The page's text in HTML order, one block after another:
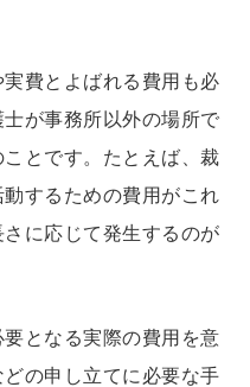
費とよばれる費用も必
が事務所以外の場所で
とです。たとえば、裁
するための費用がこれ
に応じて発生するのが
となる実際の費用を意
の申し立てに必要な手